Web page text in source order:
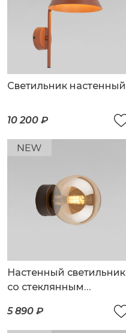
Светильник настенный
10 200 ₽
Настенный светильник
со стеклянным
5 890 ₽